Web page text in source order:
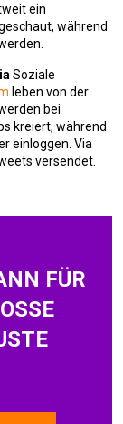
ein
während
Soziale
leben von der
bei
kreiert, während
einloggen. Via
versendet.
FÜR
G
B